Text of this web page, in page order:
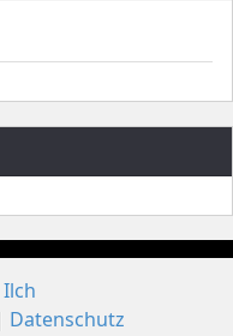
Ilch
Datenschutz